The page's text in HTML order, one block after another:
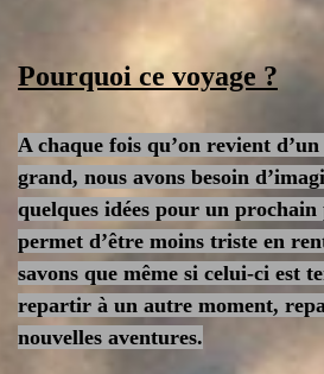
Pourquoi ce voyage ?
A chaque fois qu’on revient
grand, nous avons besoin
quelques idées pour un
permet d’être moins triste en
savons que même si celui-ci est
repartir à un autre moment,
nouvelles aventures.